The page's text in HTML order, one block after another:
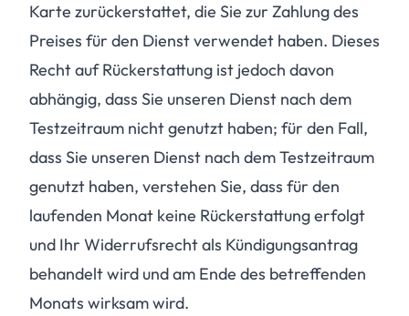
Karte zurückerstattet, die Sie zur Zahlung des
Preises für den Dienst verwendet haben. Dieses
Recht auf Rückerstattung ist jedoch davon
abhängig, dass Sie unseren Dienst nach dem
Testzeitraum nicht genutzt haben; für den Fall,
dass Sie unseren Dienst nach dem Testzeitraum
genutzt haben, verstehen Sie, dass für den
laufenden Monat keine Rückerstattung erfolgt
und Ihr Widerrufsrecht als Kündigungsantrag
behandelt wird und am Ende des betreffenden
Monats wirksam wird.